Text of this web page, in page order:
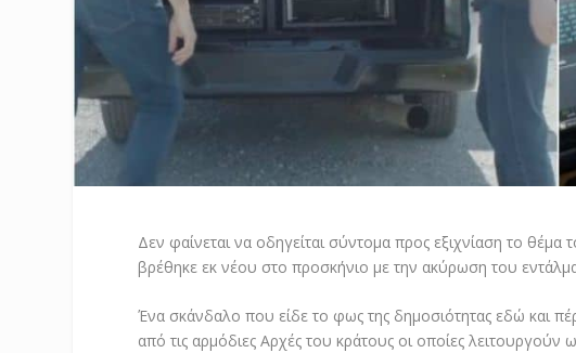
Δεν φαίνεται να οδηγείται σύντομα προς εξιχνίαση το
βρέθηκε εκ νέου στο προσκήνιο με την ακύρωση του
Ένα σκάνδαλο που είδε το φως της δημοσιότητας εδώ και
από τις αρμόδιες Αρχές του κράτους οι οποίες